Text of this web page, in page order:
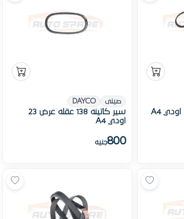
صينى DAYCO
سير كاتينه 138 عقله عرض 23
اودي A4
800جنيه